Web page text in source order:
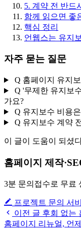
5. 계약 전 반드
함께 읽으면 좋
핵심 정리
언웹스는 유지
자주 묻는 질문
Q 홈페이지 유지
Q '무제한 유지보
가요?
Q 유지보수 비용
Q 유지보수 계약
이 글이 도움이 되셨
홈페이지 제작
3분 문의접수로 무료
프로젝트 문의 서
이전 글 후회 없는
홈페이지 리뉴얼, 언